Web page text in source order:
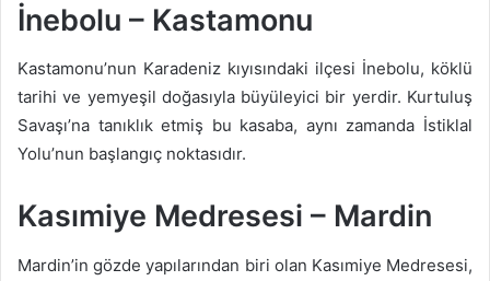
İnebolu – Kastamonu
Kastamonu’nun Karadeniz kıyısındaki ilçesi İnebolu, köklü
tarihi ve yemyeşil doğasıyla büyüleyici bir yerdir. Kurtuluş
Savaşı’na tanıklık etmiş bu kasaba, aynı zamanda İstiklal
Yolu’nun başlangıç noktasıdır.
Kasımiye Medresesi – Mardin
Mardin’in gözde yapılarından biri olan Kasımiye Medresesi,